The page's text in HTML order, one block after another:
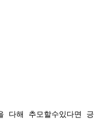
다해 추모할수있다면 긍